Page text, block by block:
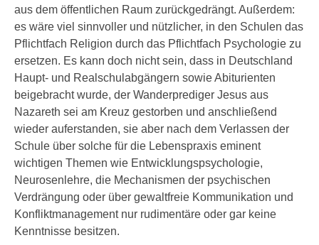
aus dem öffentlichen Raum zurückgedrängt. Außerdem:
es wäre viel sinnvoller und nützlicher, in den Schulen das
Pflichtfach Religion durch das Pflichtfach Psychologie zu
ersetzen. Es kann doch nicht sein, dass in Deutschland
Haupt- und Realschulabgängern sowie Abiturienten
beigebracht wurde, der Wanderprediger Jesus aus
Nazareth sei am Kreuz gestorben und anschließend
wieder auferstanden, sie aber nach dem Verlassen der
Schule über solche für die Lebenspraxis eminent
wichtigen Themen wie Entwicklungspsychologie,
Neurosenlehre, die Mechanismen der psychischen
Verdrängung oder über gewaltfreie Kommunikation und
Konfliktmanagement nur rudimentäre oder gar keine
Kenntnisse besitzen.